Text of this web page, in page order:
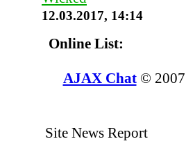
12.03.2017, 14:14
Online List:
AJAX Chat©
Site News Report